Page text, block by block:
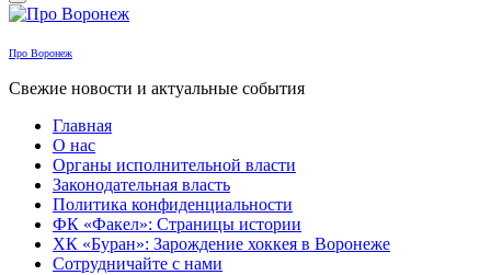
Про Воронеж
Свежие новости и актуальные события
Главная
О нас
Органы исполнительной власти
Законодательная власть
Политика конфиденциальности
ФК «Факел»: Страницы истории
ХК «Буран»: Зарождение хоккея в Воронеже
Сотрудничайте с нами